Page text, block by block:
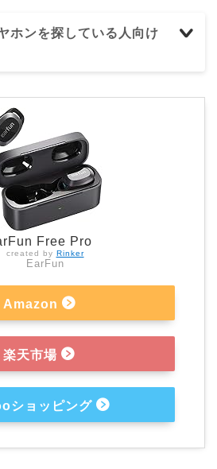
ホンを探している人向け
Free Pro
created by Rinker
EarFun
Amazon
楽天市場
ショッピング